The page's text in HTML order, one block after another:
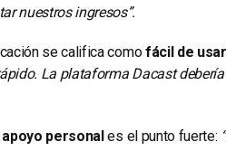
nuestros ingresos”.
se califica comofácil de usar
La plataforma Dacast
apoyo personal es el punto fuerte: